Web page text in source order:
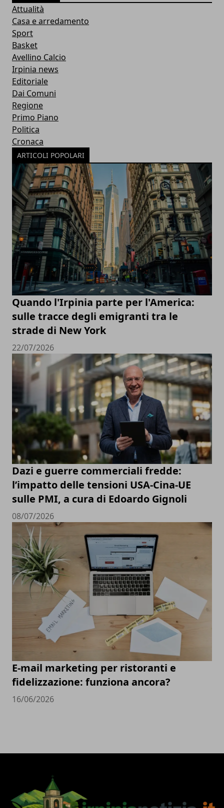
Attualità
Casa e arredamento
Sport
Basket
Avellino Calcio
Irpinia news
Editoriale
Dai Comuni
Regione
Primo Piano
Politica
Cronaca
ARTICOLI POPOLARI
Quando l'Irpinia parte per l'America:
sulle tracce degli emigranti tra le
strade di New York
22/07/2026
Dazi e guerre commerciali fredde:
l’impatto delle tensioni USA-Cina-UE
sulle PMI, a cura di Edoardo Gignoli
08/07/2026
E-mail marketing per ristoranti e
fidelizzazione: funziona ancora?
16/06/2026